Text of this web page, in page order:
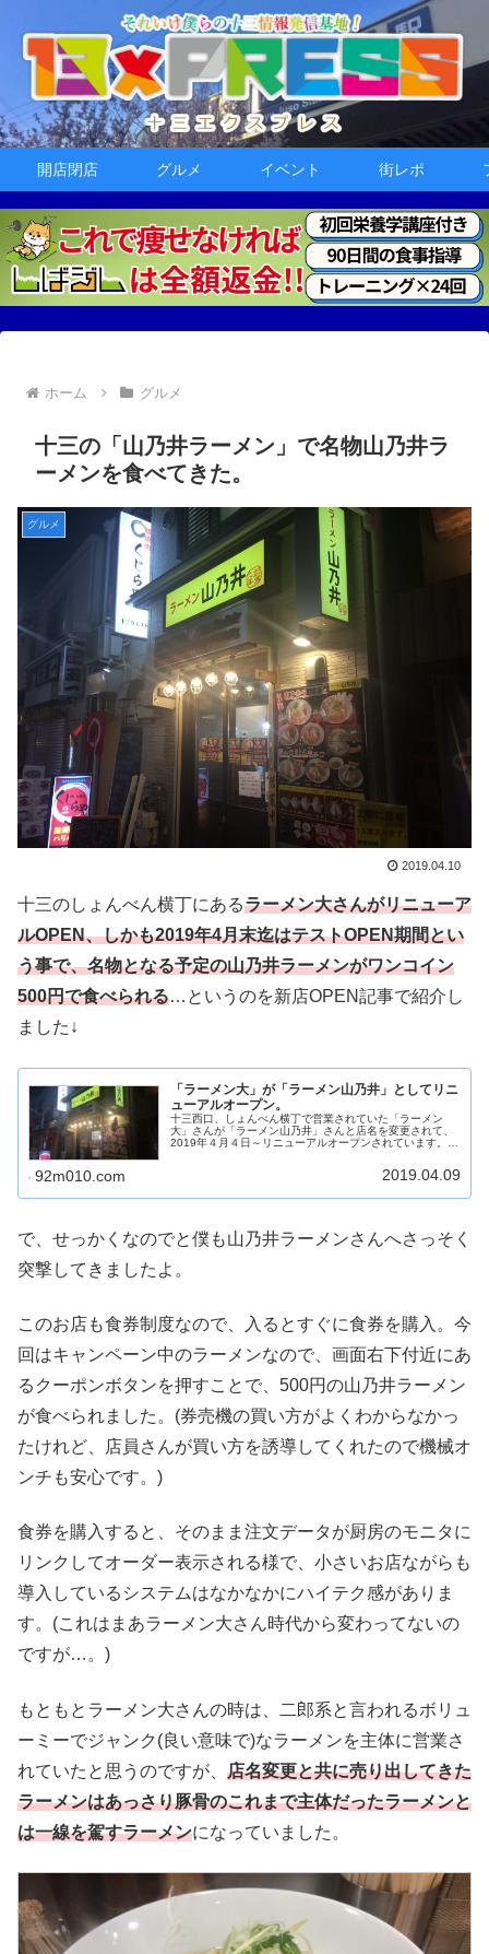
開店閉店 グルメ イベント 街レポ
ホーム グルメ
十三の「山乃井ラーメン」で名物山乃井ラ
ーメンを食べてきた。
グルメ
2019.04.10
十三のしょんべん横丁にあるラーメン大さんがリニューア
ルOPEN、しかも2019年4月末迄はテストOPEN期間とい
う事で、名物となる予定の山乃井ラーメンがワンコイン
500円で食べられる…というのを新店OPEN記事で紹介し
ました↓
「ラーメン大」が「ラーメン山乃井」としてリニ
ューアルオープン。
十三西口、しょんべん横丁で営業されていた「ラーメン
大」さんが「ラーメン山乃井」さんと店名を変更されて、
2019年４月４日～リニューアルオープンされています。最
92m010.com 2019.04.09
で、せっかくなのでと僕も山乃井ラーメンさんへさっそく
突撃してきましたよ。
このお店も食券制度なので、入るとすぐに食券を購入。今
回はキャンペーン中のラーメンなので、画面右下付近にあ
るクーポンボタンを押すことで、500円の山乃井ラーメン
が食べられました。(券売機の買い方がよくわからなかっ
たけれど、店員さんが買い方を誘導してくれたので機械オ
ンチも安心です。)
食券を購入すると、そのまま注文データが厨房のモニタに
リンクしてオーダー表示される様で、小さいお店ながらも
導入しているシステムはなかなかにハイテク感がありま
す。(これはまあラーメン大さん時代から変わってないの
ですが…。)
もともとラーメン大さんの時は、二郎系と言われるボリュ
ーミーでジャンク(良い意味で)なラーメンを主体に営業さ
れていたと思うのですが、 店名変更と共に売り出してきた
ラーメンはあっさり豚骨のこれまで主体だったラーメンと
は一線を駕すラーメンになっていました。